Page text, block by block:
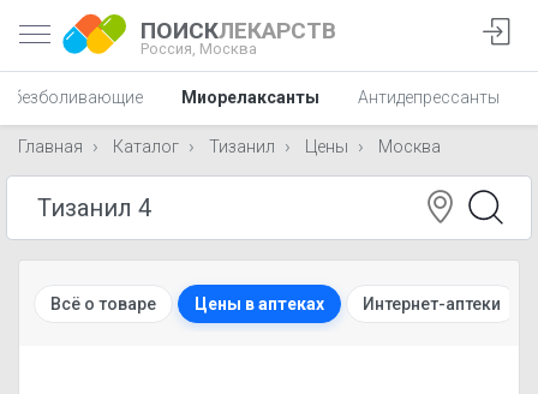
ПОИСКЛЕКАРСТВ
Россия, Москва
Миорелаксанты Антидепрессанты
Главная Каталог Тизанил Цены Москва
Всё о товаре Цены в аптеках Интернет-аптеки